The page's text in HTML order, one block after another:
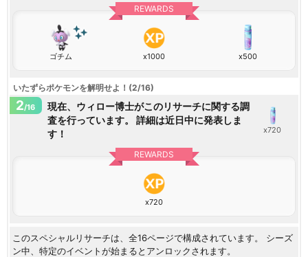
REWARDS
ゴチム x1000 x500
いたずらポケモンを解明せよ！(2/16)
2/16
現在、ウィロー博士がこのリサーチに関する調
査を行っています。 詳細は近日中に発表しま
す！
x720
REWARDS
x720
このスペシャルリサーチは、全16ページで構成されています。 シーズ
ン中、特定のイベントが始まるとアンロックされます。